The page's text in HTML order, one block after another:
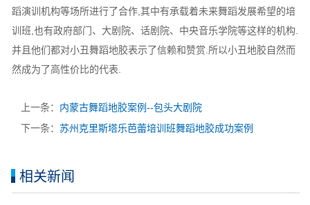
蹈演训机构等场所进行了合作,其中有承载着未来舞蹈发展希望的培
训班,也有政府部门、大剧院、话剧院、中央音乐学院等这样的机构.
并且他们都对小丑舞蹈地胶表示了信赖和赞赏.所以小丑地胶自然而
然成为了高性价比的代表.
上一条： 内蒙古舞蹈地胶案例--包头大剧院
下一条： 苏州克里斯塔乐芭蕾培训班舞蹈地胶成功案例
相关新闻